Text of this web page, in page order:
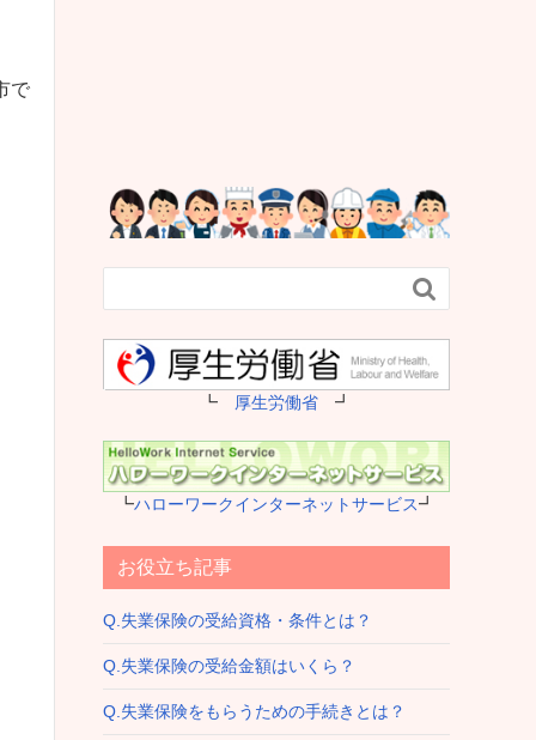
で

┗ 厚生労働省 ┛
┗ハローワークインターネットサービス┛
お役立ち記事
Q.失業保険の受給資格・条件とは？
Q.失業保険の受給金額はいくら？
Q.失業保険をもらうための手続きとは？